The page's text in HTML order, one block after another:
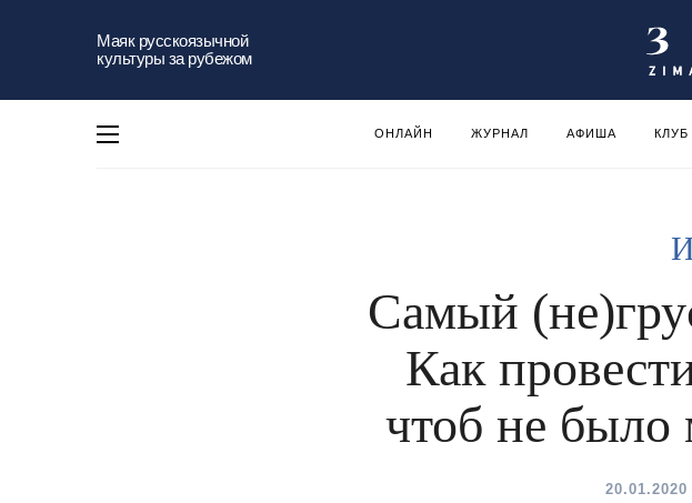
Маяк русскоязычной
культуры за рубежом
ОНЛАЙН ЖУРНАЛ АФИША КЛУБ
Самый
Как
чтоб не было
20.01.2020